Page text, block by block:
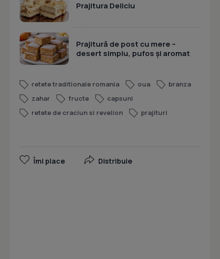
Prajitura Deliciu
Prajitură de post cu mere –
desert simplu, pufos și aromat
retete traditionale romania oua
branza
zahar
fructe
capsuni
retete de craciun si revelion
prajituri
Îmi place Distribuie